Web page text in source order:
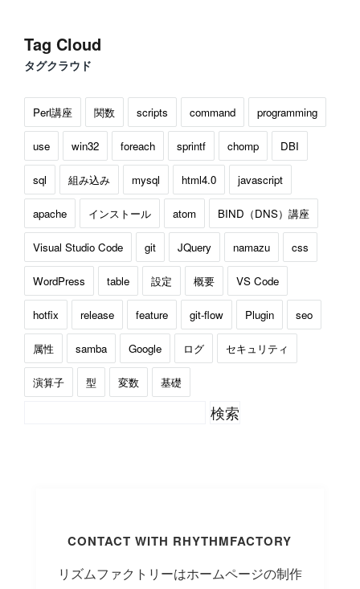
Tag Cloud
タグクラウド
Perl講座 関数 scripts command programming
use win32 foreach sprintf chomp DBI
sql 組み込み mysql html4.0 javascript
apache インストール atom BIND（DNS）講座
Visual Studio Code git JQuery namazu css
WordPress table 設定 概要 VS Code
hotfix release feature git-flow Plugin seo
属性 samba Google ログ セキュリティ
演算子 型 変数 基礎
CONTACT WITH RHYTHMFACTORY
リズムファクトリーはホームページの制作